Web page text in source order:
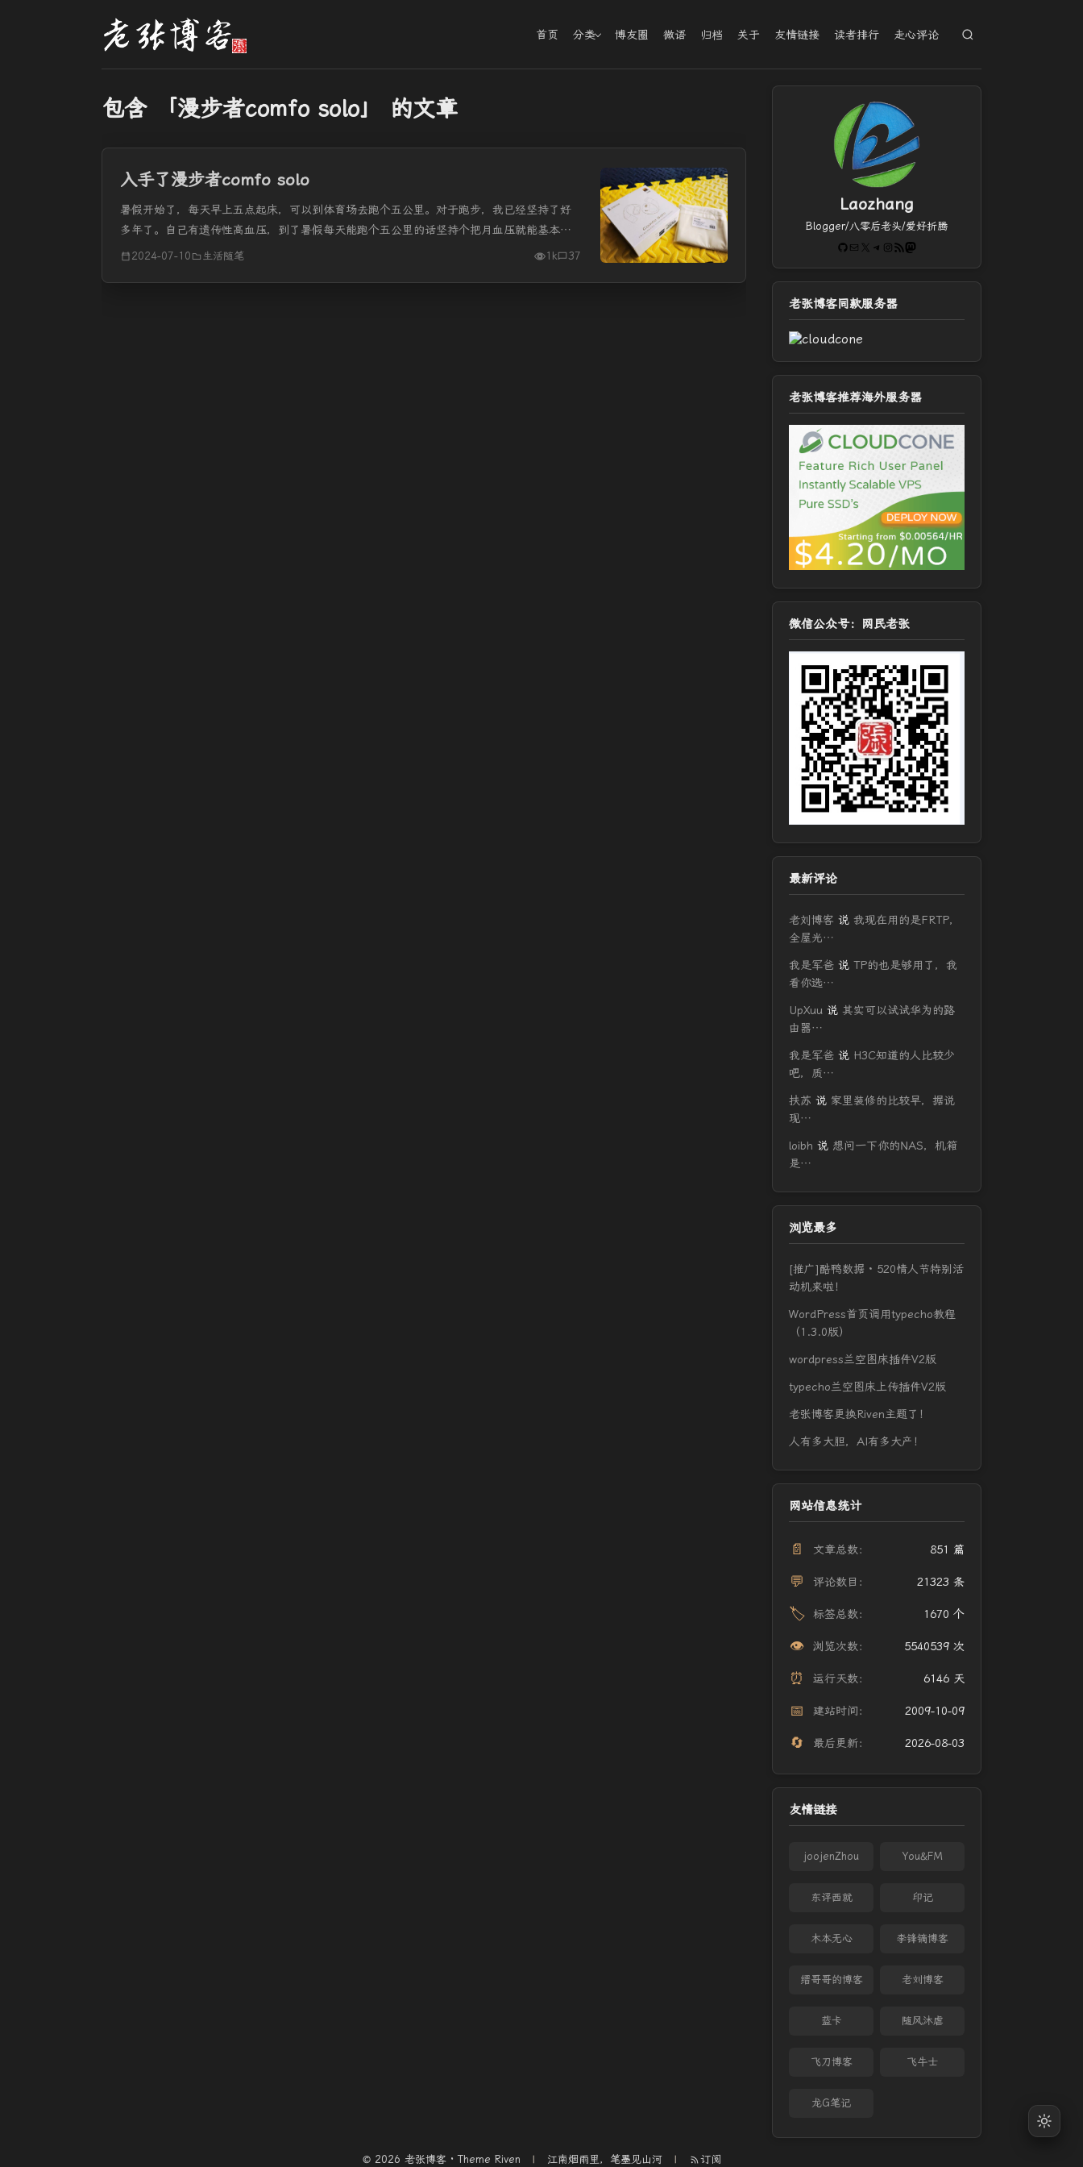
首页 分类 博友圈 微语 归档 关于 友情链接 读者排行 走心评论
包含 「漫步者comfo solo」 的文章
入手了漫步者comfo solo
暑假开始了，每天早上五点起床，可以到体育场去跑个五公里。对于跑步，我已经坚持了好
多年了。自己有遗传性高血压，到了暑假每天能跑个五公里的话坚持个把月血压就能基本恢
复到正常。对于场地的选择上我还是很有话语权的，以前是在户外的马路上跑，结果时...
2024-07-10 生活随笔 1k 37
Laozhang
Blogger/八零后老头/爱好折腾
GitHub
电子邮件 X Telegram
Instagram
RSS FeedMastodon
老张博客同款服务器
老张博客推荐海外服务器
微信公众号：网民老张
最新评论
老刘博客 说 我现在用的是FRTP，
全屋光…
我是军爸 说 TP的也是够用了，我
看你选…
UpXuu 说 其实可以试试华为的路
由器…
我是军爸 说 H3C知道的人比较少
吧，质…
扶苏 说 家里装修的比较早，据说
现…
loibh 说 想问一下你的NAS，机箱
是…
浏览最多
[推广]酷鸭数据 · 520情人节特别活
动机来啦！
WordPress首页调用typecho教程
（1.3.0版）
wordpress兰空图床插件V2版
typecho兰空图床上传插件V2版
老张博客更换Riven主题了！
人有多大胆，AI有多大产！
网站信息统计
📄 文章总数： 851 篇
💬 评论数目： 21323 条
🏷️ 标签总数： 1670 个
👁️ 浏览次数： 5540539 次
⏰ 运行天数： 6146 天
📅 建站时间： 2009-10-09
🔄 最后更新： 2026-08-03
友情链接
joojenZhou You&FM
东评西就 印记
木本无心 李锋镝博客
缙哥哥的博客 老刘博客
蓝卡 随风沐虐
飞刀博客 飞牛士
龙G笔记
© 2026 老张博客 · Theme Riven 江南烟雨里，笔墨见山河 订阅